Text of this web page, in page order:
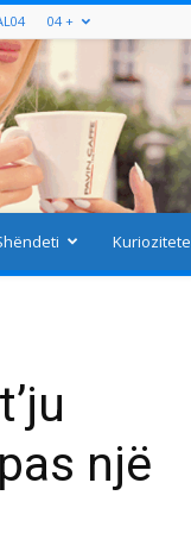
04 +
Kuriozitete
një